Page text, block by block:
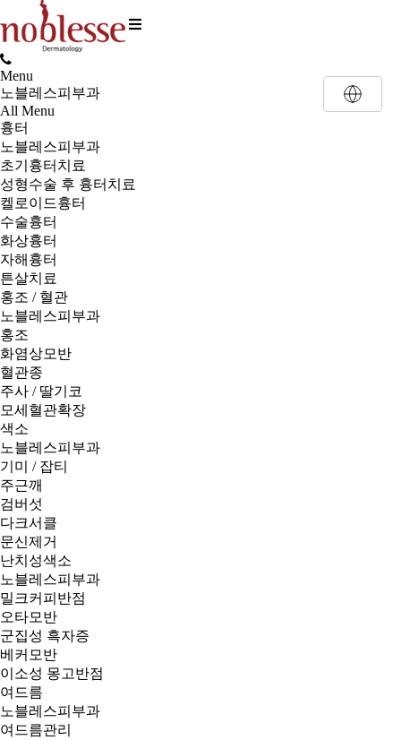
Menu
노블레스피부과
All Menu
흉터
노블레스피부과
초기흉터치료
성형수술 후 흉터치료
켈로이드흉터
수술흉터
화상흉터
자해흉터
튼살치료
홍조 / 혈관
노블레스피부과
홍조
화염상모반
혈관종
주사 / 딸기코
모세혈관확장
색소
노블레스피부과
기미 / 잡티
주근깨
검버섯
다크서클
문신제거
난치성색소
노블레스피부과
밀크커피반점
오타모반
군집성 흑자증
베커모반
이소성 몽고반점
여드름
노블레스피부과
여드름관리